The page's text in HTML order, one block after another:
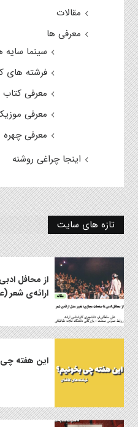
مقالات
معرفی ها
سینما سایه
فرشته های
معرفی کتاب
معرفی
معرفی
اینجا چراغی روشنه
تازه های سایت
از محافل
ارائه‌ی شعر
این هفته چی